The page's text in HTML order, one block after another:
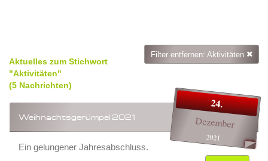
Aktuelles zum Stichwort
"Aktivitäten"
(5 Nachrichten)
Filter entfernen: Aktivitäten
24.
Dezember
2021
Weihnachtsgerümpel 2021
Ein gelungener Jahresabschluss.